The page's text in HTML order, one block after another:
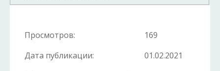
Просмотров:
169
Дата публикации:
01.02.2021